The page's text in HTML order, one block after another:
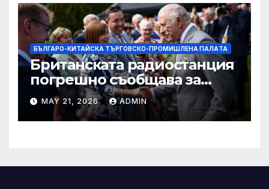
БЪЛГАРО-КИТАЙСКА ТЪРГОВСКО-ПРОМИШЛЕНА ПАЛAТА
Британската радиостанция
погрешно съобщава за
смъртта на крал Чарлз
MAY 21, 2026 ADMIN